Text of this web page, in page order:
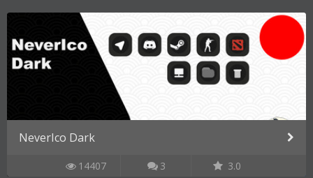
NeverIco Dark
14407 3 3.0